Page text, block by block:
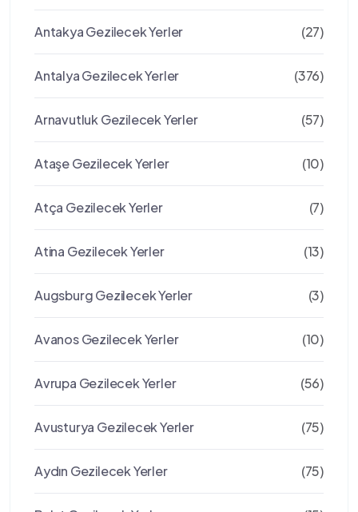
Antakya Gezilecek Yerler (27)
Antalya Gezilecek Yerler (376)
Arnavutluk Gezilecek Yerler (57)
Ataşe Gezilecek Yerler (10)
Atça Gezilecek Yerler (7)
Atina Gezilecek Yerler (13)
Augsburg Gezilecek Yerler (3)
Avanos Gezilecek Yerler (10)
Avrupa Gezilecek Yerler (56)
Avusturya Gezilecek Yerler (75)
Aydın Gezilecek Yerler (75)